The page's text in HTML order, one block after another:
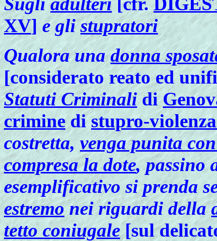
XV]e glistupratori
Qualoraunadonna
[considerato reato ed
Statuti Criminalidi
criminedistupro-violenza
costretta,venga punita
compresa la dote, passino
esemplificativo si prenda
estremonei riguardi della
tetto coniugale[sul